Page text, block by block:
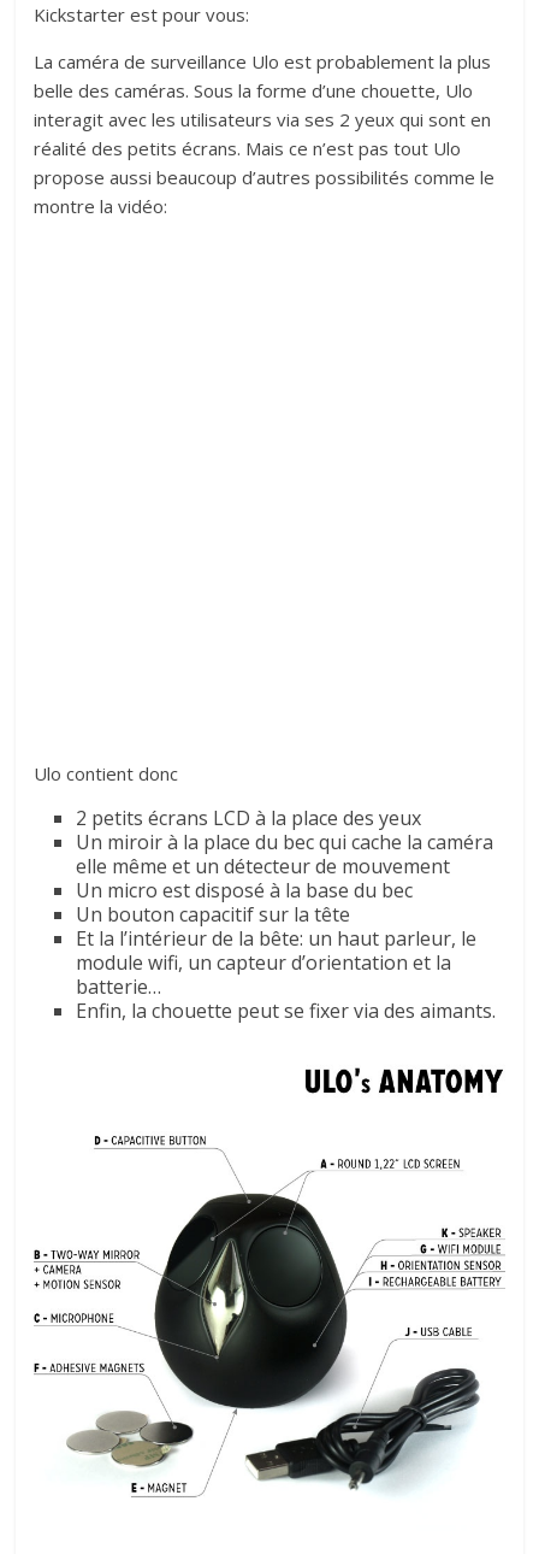
Kickstarter est pour vous:
La caméra de surveillance Ulo est probablement la plus
belle des caméras. Sous la forme d’une chouette, Ulo
interagit avec les utilisateurs via ses 2 yeux qui sont en
réalité des petits écrans. Mais ce n’est pas tout Ulo
propose aussi beaucoup d’autres possibilités comme le
montre la vidéo:
Ulo contient donc
2 petits écrans LCD à la place des yeux
Un miroir à la place du bec qui cache la caméra
elle même et un détecteur de mouvement
Un micro est disposé à la base du bec
Un bouton capacitif sur la tête
Et la l’intérieur de la bête: un haut parleur, le
module wifi, un capteur d’orientation et la
batterie…
Enfin, la chouette peut se fixer via des aimants.